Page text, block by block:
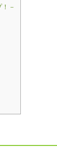
－